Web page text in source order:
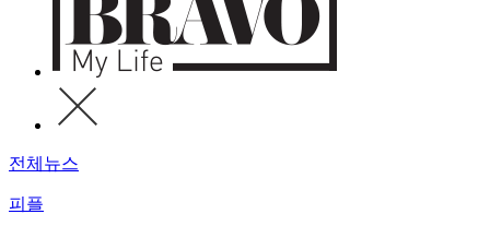
전체뉴스
피플